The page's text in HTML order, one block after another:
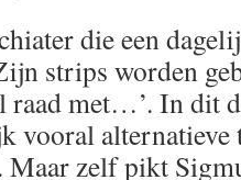
die een
strips worden
raad met…’. In dit
alternatieve
Maar zelf pikt